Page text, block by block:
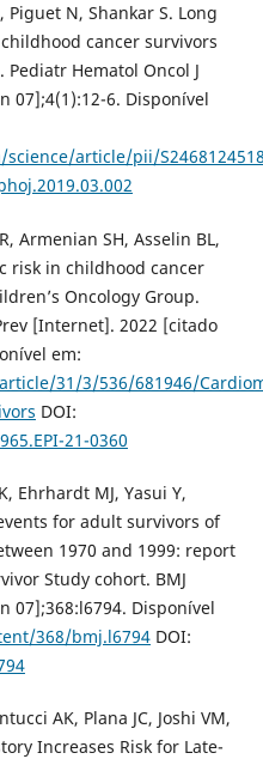
N, Shankar S. Long
cancer survivors
Hematol Oncol J
07];4(1):12-6. Disponível
article/pii/
Armenian SH, Asselin BL,
risk in childhood cancer
Oncology Group.
[Internet]. 2022 [citado
em:
31/3/536/681946/
DOI:
21-0360
Ehrhardt MJ, Yasui Y,
for adult survivors of
1970 and 1999: report
Study cohort. BMJ
07];368:l6794. Disponível
368/bmj.l6794DOI:
AK, Plana JC, Joshi VM,
Increases Risk for Late-